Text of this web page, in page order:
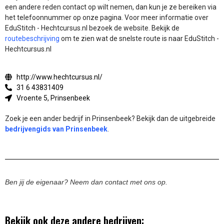
een andere reden contact op wilt nemen, dan kun je ze bereiken via
het telefoonnummer op onze pagina. Voor meer informatie over
EduStitch - Hechtcursus.nl bezoek de website. Bekijk de
routebeschrijving om te zien wat de snelste route is naar EduStitch -
Hechtcursus.nl
http://www.hechtcursus.nl/
31 6 43831409
Vroente 5, Prinsenbeek
Zoek je een ander bedrijf in Prinsenbeek? Bekijk dan de uitgebreide
bedrijvengids van Prinsenbeek
Ben jij de eigenaar? Neem dan contact met ons op.
Bekijk ook deze andere bedrijven: